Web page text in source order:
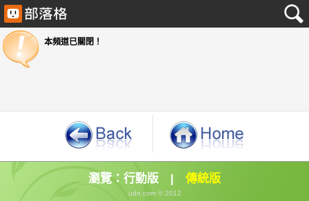
瀏覽： 行動版 | 傳統版
udn.com © 2012